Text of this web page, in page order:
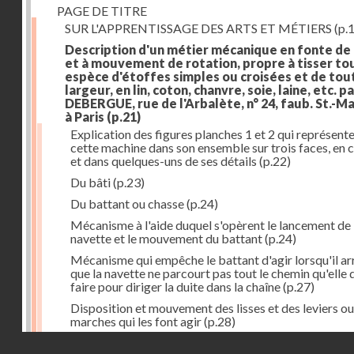
PAGE DE TITRE
SUR L'APPRENTISSAGE DES ARTS ET MÉTIERS
Description d'un métier mécanique en fonte
et à mouvement de rotation, propre à tisser
espèce d'étoffes simples ou croisées et de
largeur, en lin, coton, chanvre, soie, laine, etc.
DEBERGUE, rue de l'Arbalète, n° 24, faub. St.-
à Paris (p.21)
Explication des figures planches 1 et 2 qui
cette machine dans son ensemble sur trois faces, en
et dans quelques-uns de ses détails (p.22)
Du bâti(p.23)
Du battant ou chasse(p.24)
Mécanisme à l'aide duquel s'opèrent le lancement de
navette et le mouvement du battant(p.24)
Mécanisme qui empêche le battant d'agir lorsqu'il
que la navette ne parcourt pas tout le chemin qu'elle
faire pour diriger la duite dans la chaîne(p.27)
Disposition et mouvement des lisses et des leviers ou
marches qui les font agir(p.28)